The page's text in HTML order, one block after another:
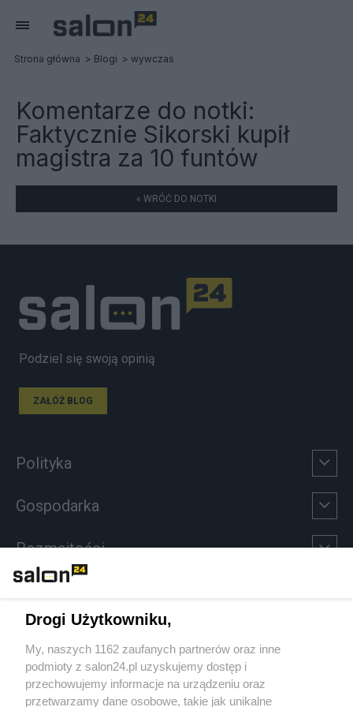
Strona główna Blogi wywczas
Komentarze do notki:
Faktycznie Sikorski kupił
magistra za 10 funtów
« WRÓĆ DO NOTKI
Podziel się swoją opinią
ZAŁÓŻ BLOG
Polityka
Gospodarka
Rozmaitości
Sport
Społeczeństwo
Drogi Użytkowniku,
My, naszych 1162 zaufanych partnerów oraz inne
podmioty z salon24.pl uzyskujemy dostęp i
przechowujemy informacje na urządzeniu oraz
przetwarzamy dane osobowe, takie jak unikalne